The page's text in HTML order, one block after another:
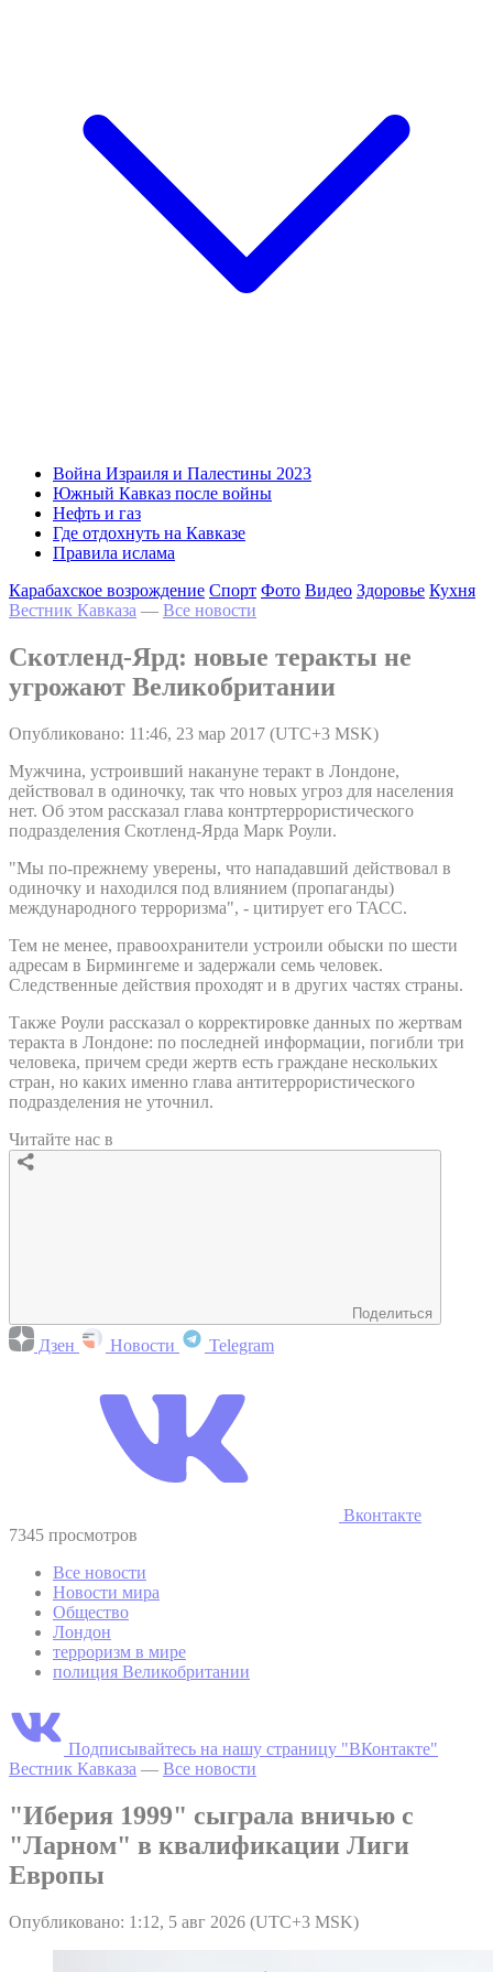
Война Израиля и Палестины 2023
Южный Кавказ после войны
Нефть и газ
Где отдохнуть на Кавказе
Правила ислама
Карабахское возрождение Спорт Фото Видео Здоровье Кухня
Вестник Кавказа — Все новости
Скотленд-Ярд: новые теракты не
угрожают Великобритании
Опубликовано: 11:46, 23 мар 2017 (UTC+3 MSK)
Мужчина, устроивший накануне теракт в Лондоне,
действовал в одиночку, так что новых угроз для населения
нет. Об этом рассказал глава контртеррористического
подразделения Скотленд-Ярда Марк Роули.
"Мы по-прежнему уверены, что нападавший действовал в
одиночку и находился под влиянием (пропаганды)
международного терроризма", - цитирует его ТАСС.
Тем не менее, правоохранители устроили обыски по шести
адресам в Бирмингеме и задержали семь человек.
Следственные действия проходят и в других частях страны.
Также Роули рассказал о корректировке данных по жертвам
теракта в Лондоне: по последней информации, погибли три
человека, причем среди жертв есть граждане нескольких
стран, но каких именно глава антитеррористического
подразделения не уточнил.
Читайте нас в
Поделиться
Дзен Новости Telegram
Вконтакте
7345 просмотров
Все новости
Новости мира
Общество
Лондон
терроризм в мире
полиция Великобритании
Подписывайтесь на нашу страницу "ВКонтакте"
Вестник Кавказа — Все новости
"Иберия 1999" сыграла вничью с
"Ларном" в квалификации Лиги
Европы
Опубликовано: 1:12, 5 авг 2026 (UTC+3 MSK)